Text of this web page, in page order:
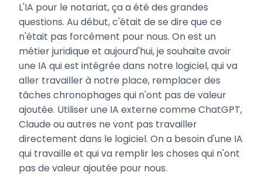
L'IA pour le notariat, ça a été des grandes
questions. Au début, c'était de se dire que ce
n'était pas forcément pour nous. On est un
métier juridique et aujourd'hui, je souhaite avoir
une IA qui est intégrée dans notre logiciel, qui va
aller travailler à notre place, remplacer des
tâches chronophages qui n'ont pas de valeur
ajoutée. Utiliser une IA externe comme ChatGPT,
Claude ou autres ne vont pas travailler
directement dans le logiciel. On a besoin d'une IA
qui travaille et qui va remplir les choses qui n'ont
pas de valeur ajoutée pour nous.